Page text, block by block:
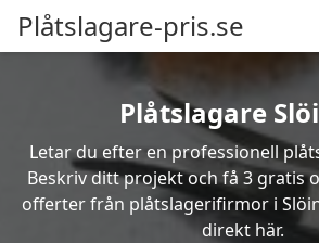
Plåtslagare-pris.se
Plåtslagare
Letar du efter en professionell
Beskriv ditt projekt och få 3 gratis
offerter från plåtslagerifirmor i
direkt här.